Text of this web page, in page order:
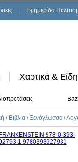
Εφημερίδα
Χαρτικά &
/ Βιβλία /Ξενόγλωσσα /